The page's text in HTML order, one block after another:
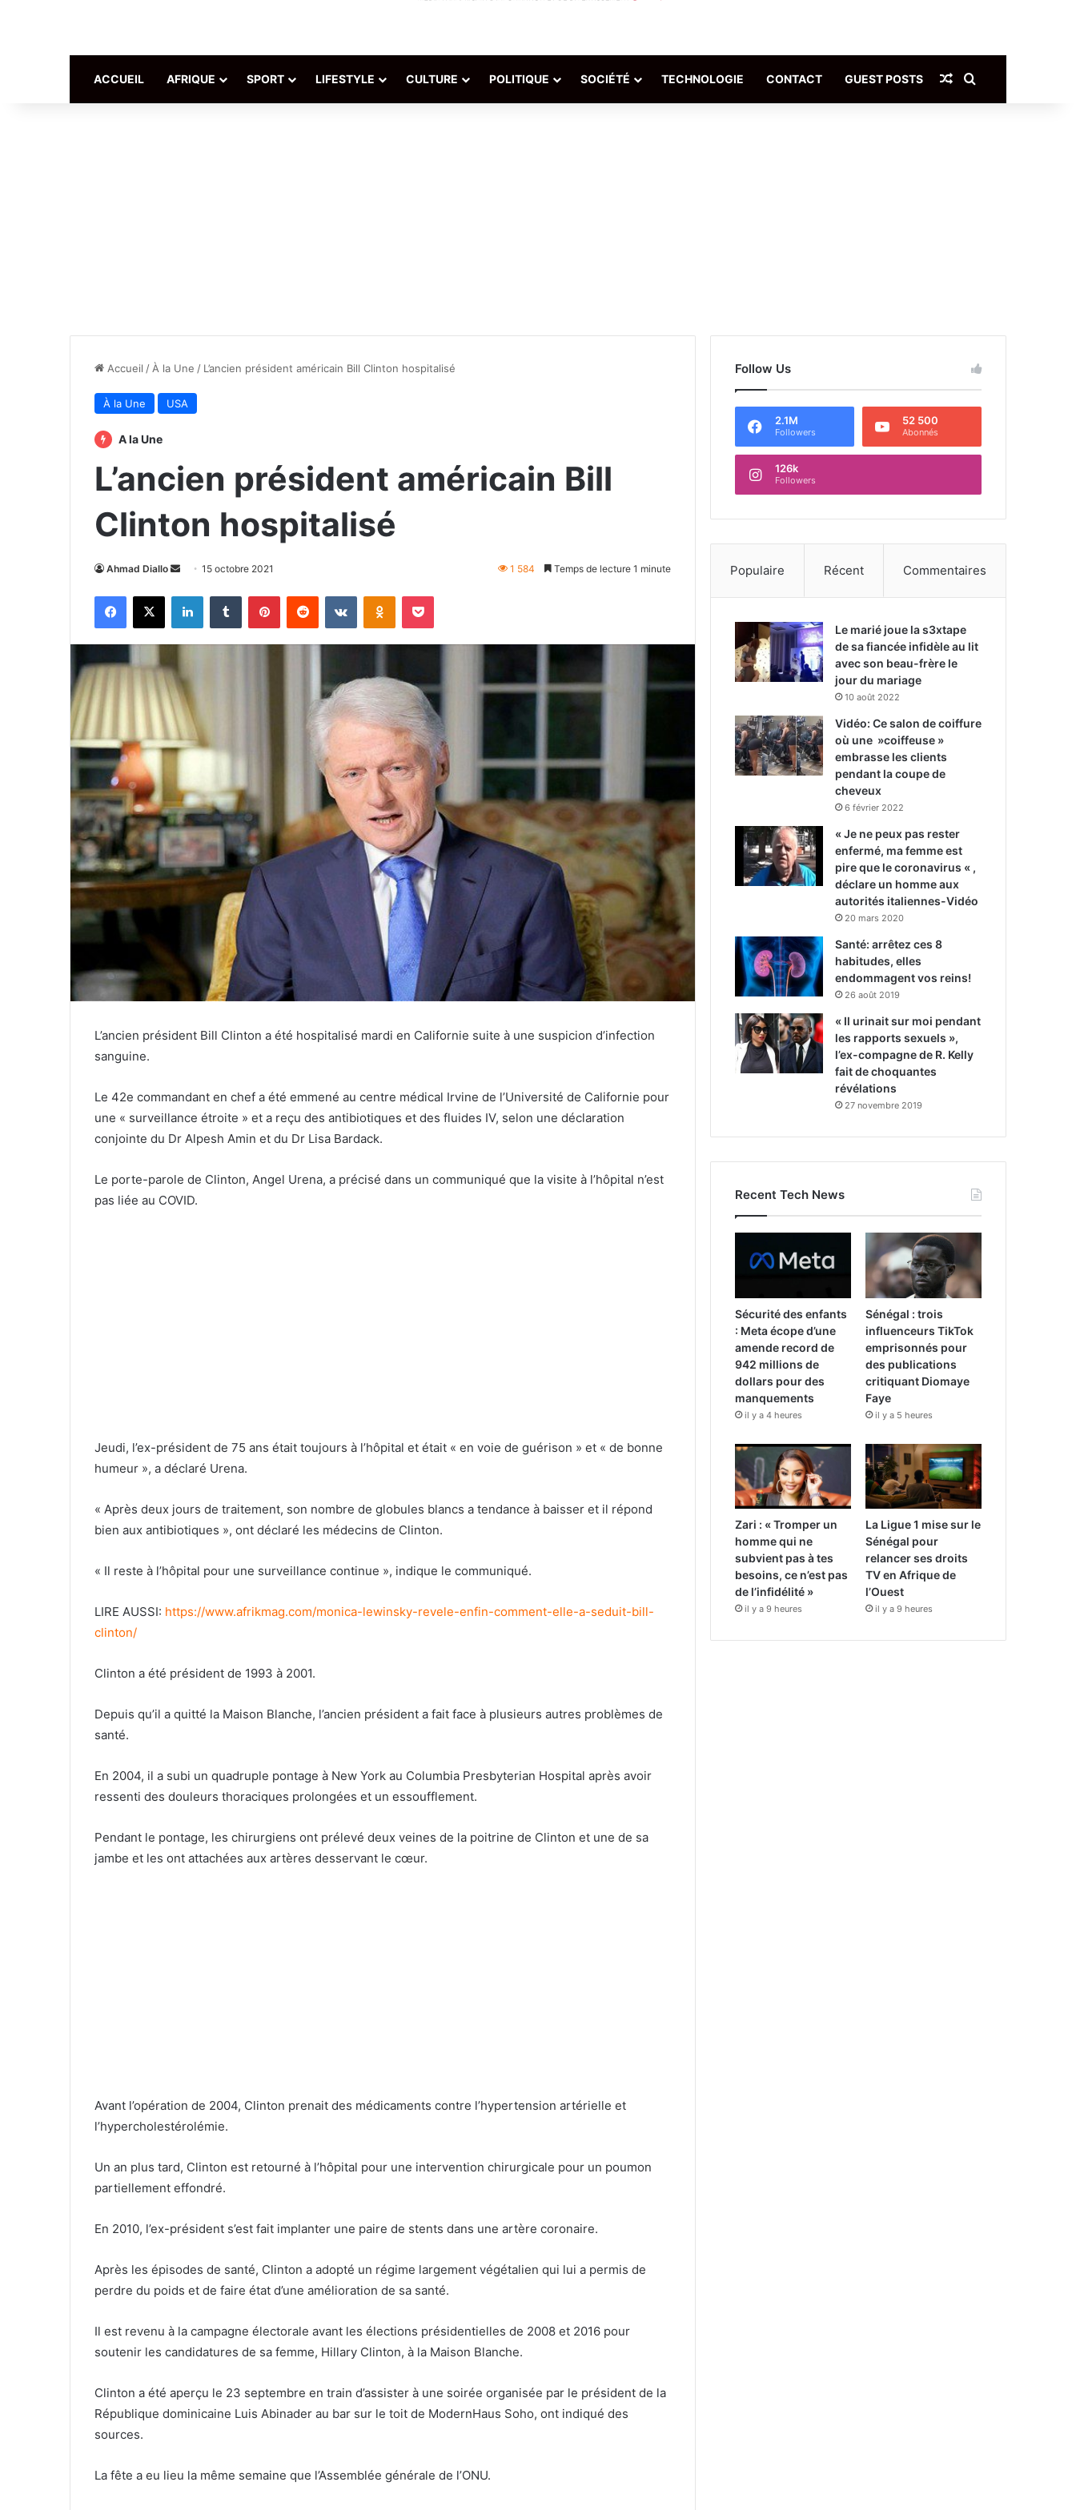
ACCUEIL AFRIQUE SPORT LIFESTYLE CULTURE POLITIQUE SOCIÉTÉ TECHNOLOGIE CONTACT GUEST POSTS Article Aléatoire
Accueil / À la Une / L’ancien président américain Bill Clinton hospitalisé
À la Une USA
A la Une
L’ancien président américain Bill
Clinton hospitalisé
Ahmad Diallo
Envoyer
courriel
15 octobre 2021 1 584 Temps de lecture 1 minute
Facebook
X LinkedinTumblr PinterestReddit VKontakteOdnoklassniki
Pocket
L’ancien président Bill Clinton a été hospitalisé mardi en Californie suite à une suspicion d’infection
sanguine.
Le 42e commandant en chef a été emmené au centre médical Irvine de l’Université de Californie pour
une « surveillance étroite » et a reçu des antibiotiques et des fluides IV, selon une déclaration
conjointe du Dr Alpesh Amin et du Dr Lisa Bardack.
Le porte-parole de Clinton, Angel Urena, a précisé dans un communiqué que la visite à l’hôpital n’est
pas liée au COVID.
Jeudi, l’ex-président de 75 ans était toujours à l’hôpital et était « en voie de guérison » et « de bonne
humeur », a déclaré Urena.
« Après deux jours de traitement, son nombre de globules blancs a tendance à baisser et il répond
bien aux antibiotiques », ont déclaré les médecins de Clinton.
« Il reste à l’hôpital pour une surveillance continue », indique le communiqué.
LIRE AUSSI: https://www.afrikmag.com/monica-lewinsky-revele-enfin-comment-elle-a-seduit-bill-
clinton/
Clinton a été président de 1993 à 2001.
Depuis qu’il a quitté la Maison Blanche, l’ancien président a fait face à plusieurs autres problèmes de
santé.
En 2004, il a subi un quadruple pontage à New York au Columbia Presbyterian Hospital après avoir
ressenti des douleurs thoraciques prolongées et un essoufflement.
Pendant le pontage, les chirurgiens ont prélevé deux veines de la poitrine de Clinton et une de sa
jambe et les ont attachées aux artères desservant le cœur.
Avant l’opération de 2004, Clinton prenait des médicaments contre l’hypertension artérielle et
l’hypercholestérolémie.
Un an plus tard, Clinton est retourné à l’hôpital pour une intervention chirurgicale pour un poumon
partiellement effondré.
En 2010, l’ex-président s’est fait implanter une paire de stents dans une artère coronaire.
Après les épisodes de santé, Clinton a adopté un régime largement végétalien qui lui a permis de
perdre du poids et de faire état d’une amélioration de sa santé.
Il est revenu à la campagne électorale avant les élections présidentielles de 2008 et 2016 pour
soutenir les candidatures de sa femme, Hillary Clinton, à la Maison Blanche.
Clinton a été aperçu le 23 septembre en train d’assister à une soirée organisée par le président de la
République dominicaine Luis Abinader au bar sur le toit de ModernHaus Soho, ont indiqué des
sources.
La fête a eu lieu la même semaine que l’Assemblée générale de l’ONU.
Follow Us
2.1M
Followers
52 500
Abonnés
126k
Followers
Populaire Récent Commentaires
Le marié joue la s3xtape
de sa fiancée infidèle au lit
avec son beau-frère le
jour du mariage
10 août 2022
Vidéo: Ce salon de coiffure
où une »coiffeuse »
embrasse les clients
pendant la coupe de
cheveux
6 février 2022
« Je ne peux pas rester
enfermé, ma femme est
pire que le coronavirus « ,
déclare un homme aux
autorités italiennes-Vidéo
20 mars 2020
Santé: arrêtez ces 8
habitudes, elles
endommagent vos reins!
26 août 2019
« Il urinait sur moi pendant
les rapports sexuels »,
l’ex-compagne de R. Kelly
fait de choquantes
révélations
27 novembre 2019
Recent Tech News
Sécurité des enfants
: Meta écope d’une
amende record de
942 millions de
dollars pour des
manquements
il y a 4 heures
Sénégal : trois
influenceurs TikTok
emprisonnés pour
des publications
critiquant Diomaye
Faye
il y a 5 heures
Zari : « Tromper un
homme qui ne
subvient pas à tes
besoins, ce n’est pas
de l’infidélité »
il y a 9 heures
La Ligue 1 mise sur le
Sénégal pour
relancer ses droits
TV en Afrique de
l’Ouest
il y a 9 heures